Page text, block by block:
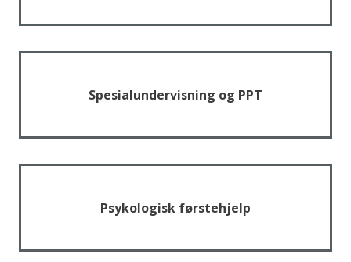
e
Spesialundervisning og PPT
Psykologisk førstehjelp